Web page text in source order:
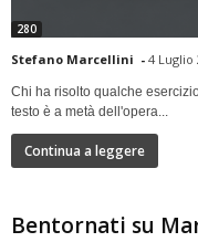
280
Stefano Marcellini - 4 Luglio
Chi ha risolto qualche
testo è a metà dell'opera...
Continua a leggere
Bentornati su